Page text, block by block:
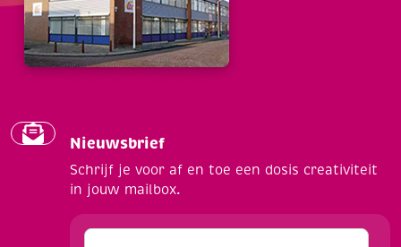
Nieuwsbrief
Schrijf je voor af en toe een dosis creativiteit
in jouw mailbox.